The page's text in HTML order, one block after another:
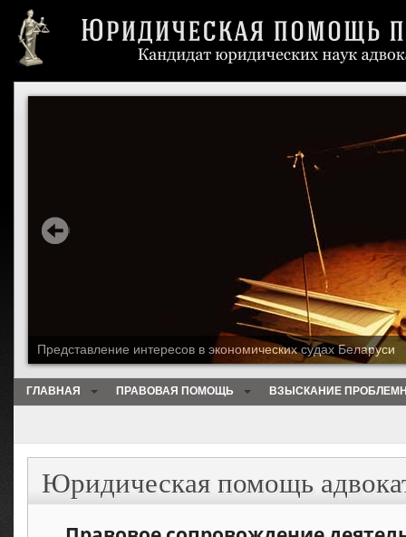
Работа с клиентами со всего мира
ГЛАВНАЯ ПРАВОВАЯ ПОМОЩЬ ВЗЫСКАНИЕ
Юридическая помощь